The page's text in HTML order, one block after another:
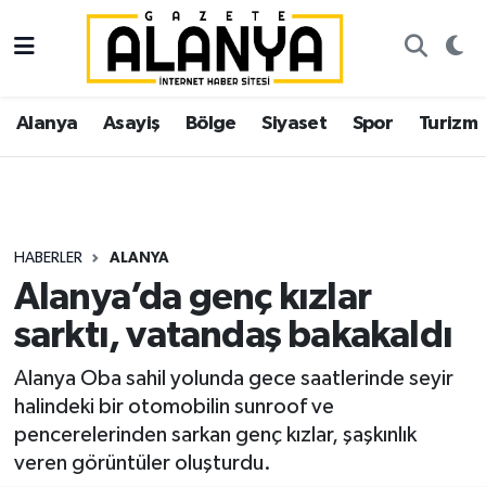
Alanya Asayiş Bölge Siyaset Spor Turizm
HABERLER ALANYA
Alanya’da genç kızlar
sarktı, vatandaş bakakaldı
Alanya Oba sahil yolunda gece saatlerinde seyir
halindeki bir otomobilin sunroof ve
pencerelerinden sarkan genç kızlar, şaşkınlık
veren görüntüler oluşturdu.
Alanya
Asayiş
Siyaset
Spor
Turizm
Ekonomi
Gazipaşa
İstanbul Nöbetçi Eczaneler
İstanbul Hava Durumu
Süper Lig Puan Durumu ve Fikstür
Tüm Manşetler
Son Dakika Haberleri
Haber Arşivi